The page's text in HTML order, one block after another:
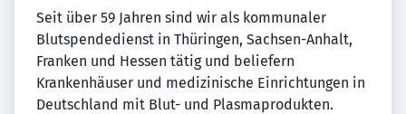
Seit über 59 Jahren sind wir als kommunaler
Blutspendedienst in Thüringen, Sachsen-Anhalt,
Franken und Hessen tätig und beliefern
Krankenhäuser und medizinische Einrichtungen in
Deutschland mit Blut- und Plasmaprodukten.